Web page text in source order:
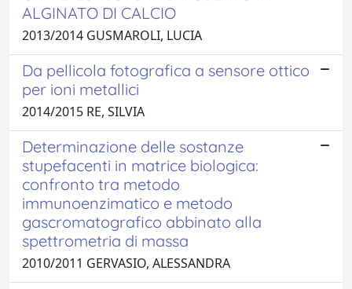
ALGINATO DI CALCIO
2013/2014 GUSMAROLI, LUCIA
Da pellicola fotografica a sensore ottico
per ioni metallici
2014/2015 RE, SILVIA
Determinazione delle sostanze
stupefacenti in matrice biologica:
confronto tra metodo
immunoenzimatico e metodo
gascromatografico abbinato alla
spettrometria di massa
2010/2011 GERVASIO, ALESSANDRA